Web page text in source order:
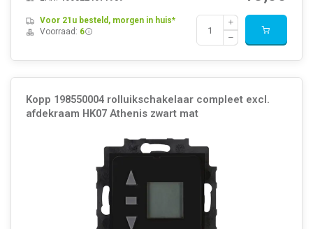
Voor 21u besteld, morgen in huis*
Voorraad: 6
Kopp 198550004 rolluikschakelaar compleet excl.
afdekraam HK07 Athenis zwart mat